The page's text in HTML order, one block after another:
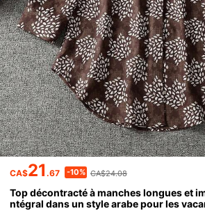
CA$21.67 -10% CA$24.08
Top décontracté à manches longues et
ntégral dans un style arabe pour les